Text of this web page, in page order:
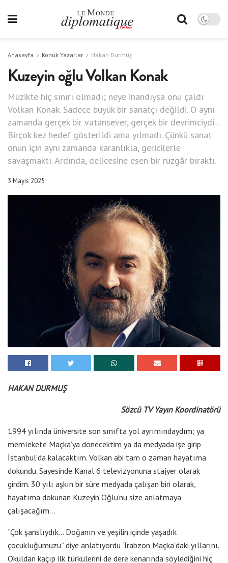
Anasayfa Konuk Yazarlar Hakan Durmuş
Kuzeyin oğlu Volkan Konak
Müzikte hiç sınırı olmadı; neye inandıysa onu çaldı
Volkan Konak. Sadece büyük bir sanatçı değildi. O aynı
zamanda gerçek bir vatansever, gerçek bir devrimciydi...
Birçok kez hedef gösterildi ama yılmadı. Çünkü sanat
onun için aynı zamanda karanlıkla, gericilerle
savaşmaktı. Ardında, delicesine esen bir rüzgâr bıraktı.
3 Mayıs 2025
HAKAN DURMUŞ
Sözcü TV Yayın Koordinatörü
1994 yılında üniversite son sınıfta yol ayrımındaydım; ya
memlekete Maçka’ya dönecektim ya da medyada işe girip
İstanbul’da kalacaktım. Volkan abi tam o zaman hayatıma
dokundu. Sayesinde Kanal 6 televizyonuna stajyer olarak
girdim. 30 yılı aşkın bir süre medyada çalışan biri olarak,
hayatıma dokunan Kuzeyin Oğlu’nu size anlatmaya
çalışacağım…
“Çok şanslıydık… Doğanın ve yeşilin içinde yaşadık
çocukluğumuzu” diye anlatıyordu Trabzon Maçka’daki yıllarını.
Okuldan kaçıp ilk türkülerini de dere kenarında söylediğini hiç